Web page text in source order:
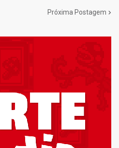
Próxima Postagem